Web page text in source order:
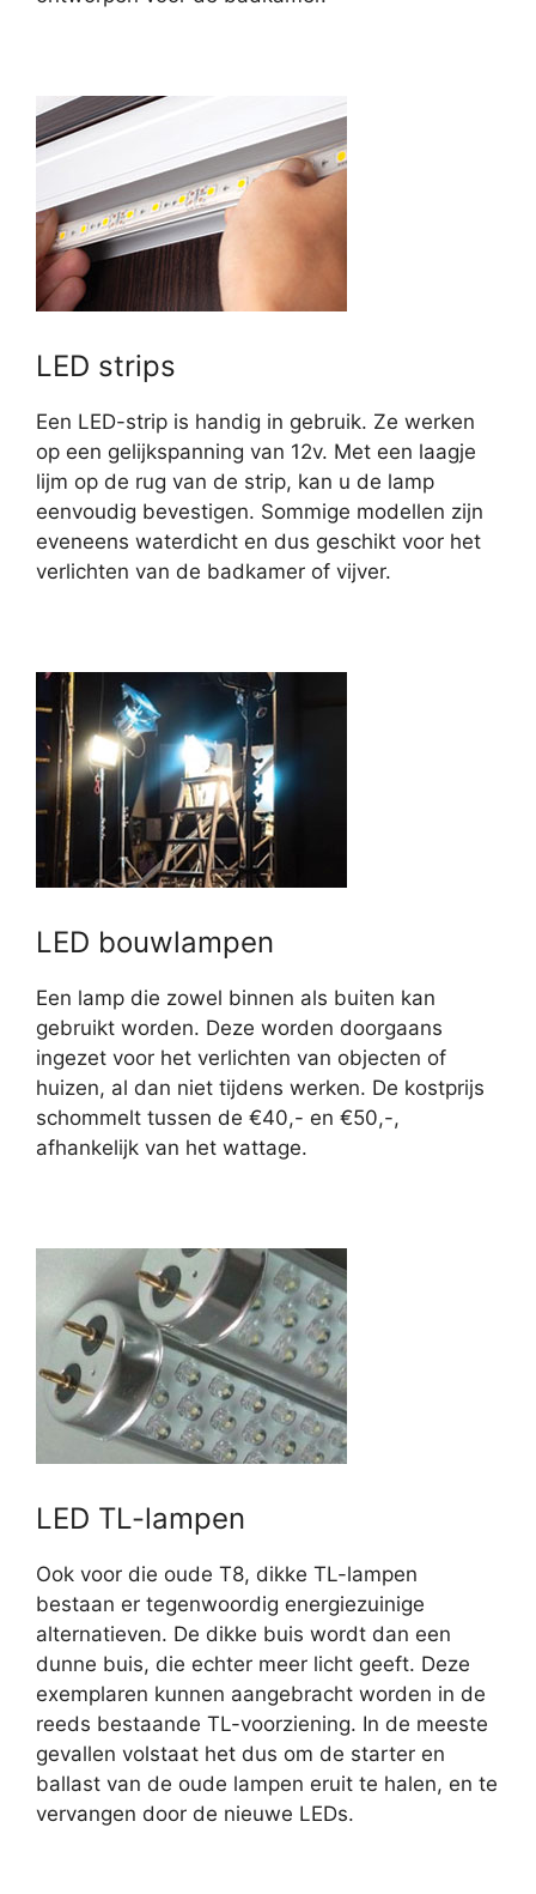
LED strips
Een LED-strip is handig in gebruik. Ze werken
op een gelijkspanning van 12v. Met een laagje
lijm op de rug van de strip, kan u de lamp
eenvoudig bevestigen. Sommige modellen zijn
eveneens waterdicht en dus geschikt voor het
verlichten van de badkamer of vijver.
LED bouwlampen
Een lamp die zowel binnen als buiten kan
gebruikt worden. Deze worden doorgaans
ingezet voor het verlichten van objecten of
huizen, al dan niet tijdens werken. De kostprijs
schommelt tussen de €40,- en €50,-,
afhankelijk van het wattage.
LED TL-lampen
Ook voor die oude T8, dikke TL-lampen
bestaan er tegenwoordig energiezuinige
alternatieven. De dikke buis wordt dan een
dunne buis, die echter meer licht geeft. Deze
exemplaren kunnen aangebracht worden in de
reeds bestaande TL-voorziening. In de meeste
gevallen volstaat het dus om de starter en
ballast van de oude lampen eruit te halen, en te
vervangen door de nieuwe LEDs.